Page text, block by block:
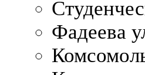
Фадеева